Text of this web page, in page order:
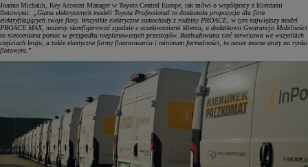
Joanna Michalik, Key Account Manager w Toyota Central Europe, tak mówi o współpracy z klientami
flotowymi:
„Gama elektrycznych modeli Toyota Professional to doskonała propozycja dla firm
elektryfikujących swoje floty. Wszystkie elektryczne samochody z rodziny PROACE, w tym największy model
PROACE MAX, możemy skonfigurować zgodnie z oczekiwaniami klienta, a dodatkowa Gwarancja Mobilności
to nieoceniona pomoc w przypadku nieplanowanych przestojów. Rozbudowana sieć serwisowa we wszystkich
częściach kraju, a także elastyczne formy finansowania i minimum formalności, to nasze mocne atuty na rynku
flotowym.”